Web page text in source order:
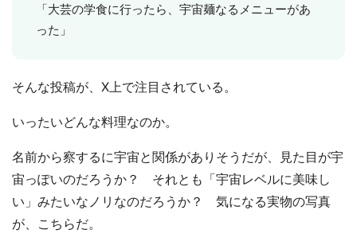
「大芸の学食に行ったら、宇宙麺なるメニューがあ
った」
そんな投稿が、X上で注目されている。
いったいどんな料理なのか。
名前から察するに宇宙と関係がありそうだが、見た目が宇
宙っぽいのだろうか？ それとも「宇宙レベルに美味し
い」みたいなノリなのだろうか？ 気になる実物の写真
が、こちらだ。